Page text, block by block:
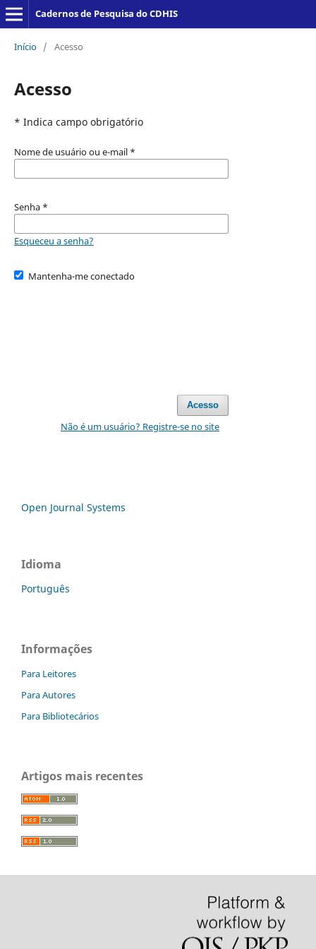
Cadernos de Pesquisa do CDHIS
Início / Acesso
Acesso
* Indica campo obrigatório
Nome de usuário ou e-mail *
Senha *
Esqueceu a senha?
Mantenha-me conectado
Acesso
Não é um usuário? Registre-se no site
Open Journal Systems
Idioma
Português
Informações
Para Leitores
Para Autores
Para Bibliotecários
Artigos mais recentes